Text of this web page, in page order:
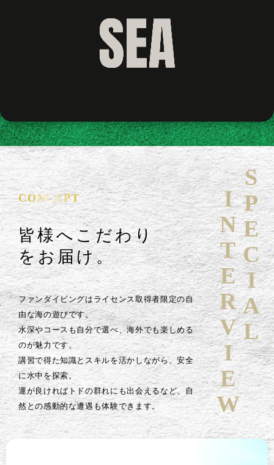
CONCEPT
皆様へこだわり
をお届け。
ファンダイビングはライセンス取得者限定の自
由な海の遊びです。
水深やコースも自分で選べ、海外でも楽しめる
のが魅力です。
講習で得た知識とスキルを活かしながら、安全
に水中を探索。
運が良ければトドの群れにも出会えるなど、自
然との感動的な遭遇も体験できます。
SPECIAL
INTERVIEW